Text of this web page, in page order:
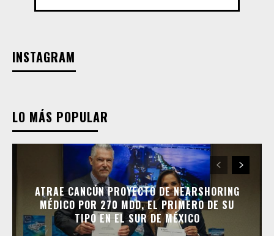
INSTAGRAM
LO MÁS POPULAR
ATRAE CANCÚN PROYECTO DE NEARSHORING
MÉDICO POR 270 MDD, EL PRIMERO DE SU
TIPO EN EL SUR DE MÉXICO